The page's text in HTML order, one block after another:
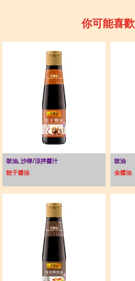
你可能喜歡
豉油, 沙律/涼拌醬汁
餃子醬油
豉油
金醬油